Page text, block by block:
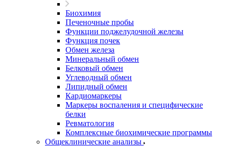
Биохимия
Печеночные пробы
Функции поджелудочной железы
Функция почек
Обмен железа
Минеральный обмен
Белковый обмен
Углеводный обмен
Липидный обмен
Кардиомаркеры
Маркеры воспаления и специфические
белки
Ревматология
Комплексные биохимические программы
Общеклинические анализы